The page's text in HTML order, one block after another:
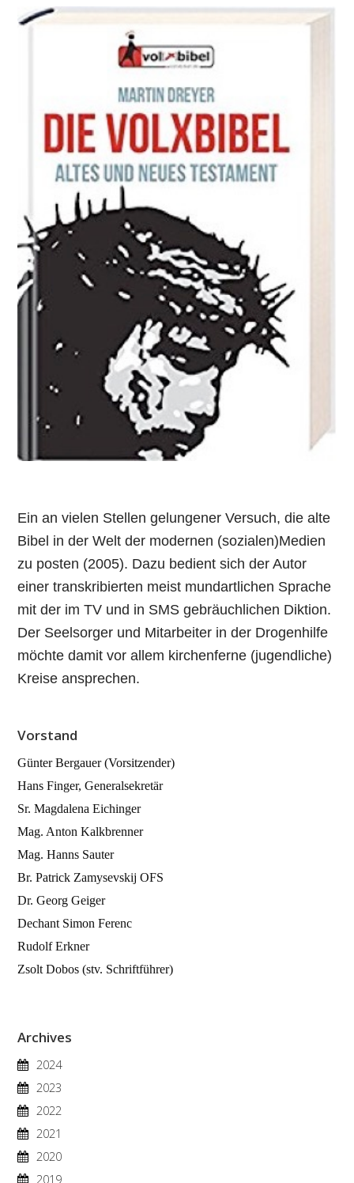
Ein an vielen Stellen gelungener Versuch, die alte
Bibel in der Welt der modernen (sozialen)Medien
zu posten (2005). Dazu bedient sich der Autor
einer transkribierten meist mundartlichen Sprache
mit der im TV und in SMS gebräuchlichen Diktion.
Der Seelsorger und Mitarbeiter in der Drogenhilfe
möchte damit vor allem kirchenferne (jugendliche)
Kreise ansprechen.
Vorstand
Günter Bergauer (Vorsitzender)
Hans Finger, Generalsekretär
Sr. Magdalena Eichinger
Mag. Anton Kalkbrenner
Mag. Hanns Sauter
Br. Patrick Zamysevskij OFS
Dr. Georg Geiger
Dechant Simon Ferenc
Rudolf Erkner
Zsolt Dobos (stv. Schriftführer)
Archives
2024
2023
2022
2021
2020
2019